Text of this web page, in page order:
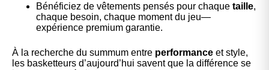
Bénéficiez de vêtements pensés pour chaque taille,
chaque besoin, chaque moment du jeu—
expérience premium garantie.
À la recherche du summum entre performance et style,
les basketteurs d’aujourd’hui savent que la différence se